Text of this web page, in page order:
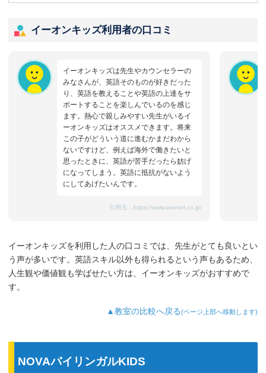
イーオンキッズ利用者の口コミ
イーオンキッズは先生やカウンセラーの
みなさんが、英語そのものが好きだった
り、英語を教えることや英語の上達をサ
ポートすることを楽しんでいるのを感じ
ます。熱心で親しみやすい先生がいるイ
ーオンキッズはオススメできます。将来
この子がどういう道に進むかまだわから
ないですけど、例えば海外で働きたいと
思ったときに、英語が苦手だったら妨げ
になってしまう。英語に抵抗がないよう
にしてあげたいんです。
引用元： https://www.aeonet.co.jp/
イーオンキッズを利用した人の口コミでは、先生がとても良いとい
う声が多いです。英語スキル以外も得られるという声もあるため、
人生観や価値観も学ばせたい方は、イーオンキッズがおすすめで
す。
▲教室の比較へ戻る(ページ上部へ移動します)
NOVAバイリンガルKIDS